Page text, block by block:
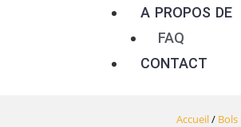
A PROPOS DE
FAQ
CONTACT
Accueil/ Bols